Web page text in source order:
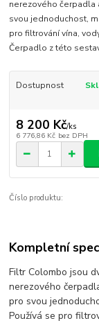
nerezového čerpadla
svou jednoduchost,
pro filtrování vína,
Čerpadlo z této
Dostupnost
8 200 Kč/ks
6 776,86 Kč bez DPH
Číslo produktu:
Kompletní
Filtr Colombo jsou
nerezového
pro svou
Používá se pro